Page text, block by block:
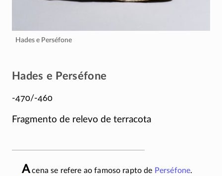
Hades e Perséfone
Hades e Perséfone
-470/-460
Fragmento de relevo de terracota
Acena se refere ao famoso rapto de Perséfone.